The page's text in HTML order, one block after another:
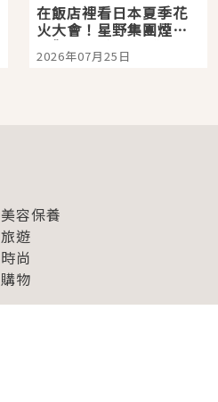
在飯店裡看日本夏季花
火大會！星野集團煙火
景觀飯店6選，讓你不用
人擠人悠閒欣賞
2026年07月25日
美容保養
旅遊
時尚
購物